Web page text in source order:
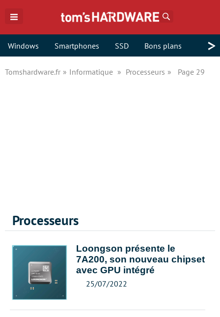
Windows Smartphones SSD Bons plans >
Tomshardware.fr Informatique Processeurs Page 29
Processeurs
Loongson présente le
7A200, son nouveau chipset
avec GPU intégré
25/07/2022